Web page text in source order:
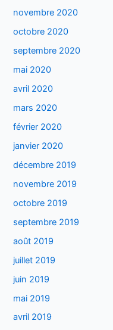
novembre 2020
octobre 2020
septembre 2020
mai 2020
avril 2020
mars 2020
février 2020
janvier 2020
décembre 2019
novembre 2019
octobre 2019
septembre 2019
août 2019
juillet 2019
juin 2019
mai 2019
avril 2019